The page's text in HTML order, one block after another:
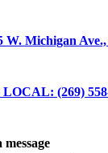
W. Michigan
LOCAL: (269)
message